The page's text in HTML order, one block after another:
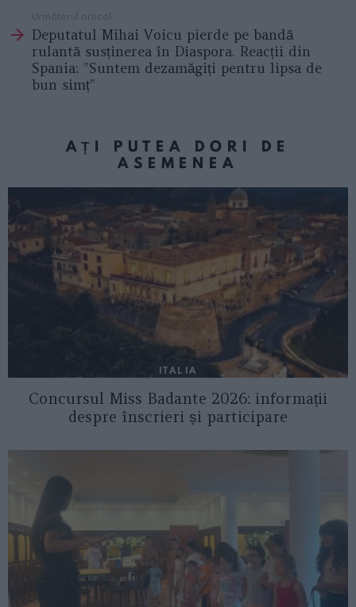
Următorul articol
Deputatul Mihai Voicu pierde pe bandă
rulantă susținerea în Diaspora. Reacții din
Spania: ”Suntem dezamăgiți pentru lipsa de
bun simț”
AȚI PUTEA DORI DE
ASEMENEA
ITALIA
Concursul Miss Badante 2026: informații
despre înscrieri și participare